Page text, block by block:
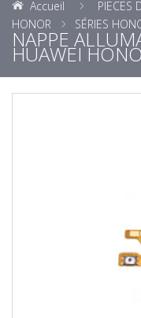
Accueil PIECES
HONOR
SÉRIES
NAPPE
HUAWEI